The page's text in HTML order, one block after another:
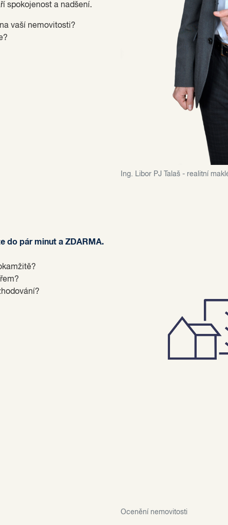
spokojenost a nadšení.
vaší nemovitosti?
Ing. Libor PJ Talaš - realitní
do pár minut a ZDARMA.
Ocenění nemovitosti